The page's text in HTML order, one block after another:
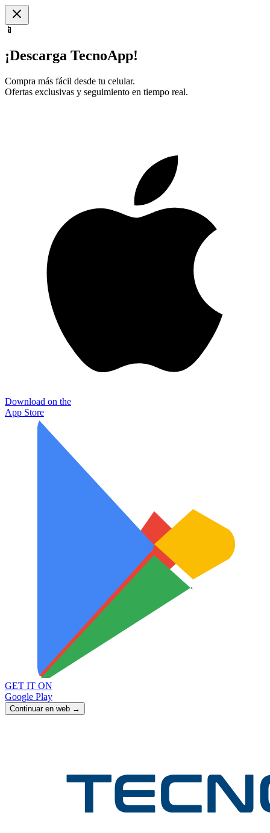
📱
¡Descarga TecnoApp!
Compra más fácil desde tu celular.
Ofertas exclusivas y seguimiento en tiempo real.
Download on the
App Store
GET IT ON
Google Play
Continuar en web →